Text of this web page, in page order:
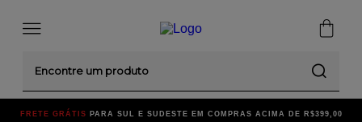
FRETE GRÁTIS PARA SUL E SUDESTE EM COMPRAS ACIMA DE R$399,00